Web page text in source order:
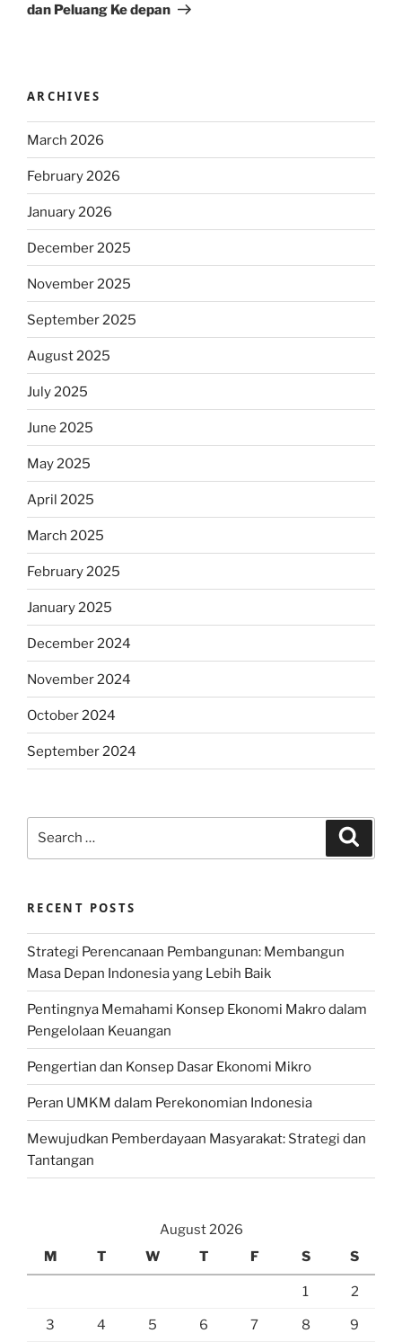
dan Peluang Ke depan
ARCHIVES
March 2026
February 2026
January 2026
December 2025
November 2025
September 2025
August 2025
July 2025
June 2025
May 2025
April 2025
March 2025
February 2025
January 2025
December 2024
November 2024
October 2024
September 2024
RECENT POSTS
Strategi Perencanaan Pembangunan: Membangun
Masa Depan Indonesia yang Lebih Baik
Pentingnya Memahami Konsep Ekonomi Makro dalam
Pengelolaan Keuangan
Pengertian dan Konsep Dasar Ekonomi Mikro
Peran UMKM dalam Perekonomian Indonesia
Mewujudkan Pemberdayaan Masyarakat: Strategi dan
Tantangan
August 2026
M
T W T F S S
1 2
3 4 5 6 7 8 9